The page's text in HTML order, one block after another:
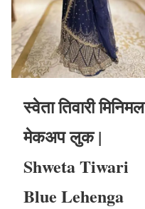
स्वेता तिवारी मिनिमल
मेकअप लुक |
Shweta Tiwari
Blue Lehenga